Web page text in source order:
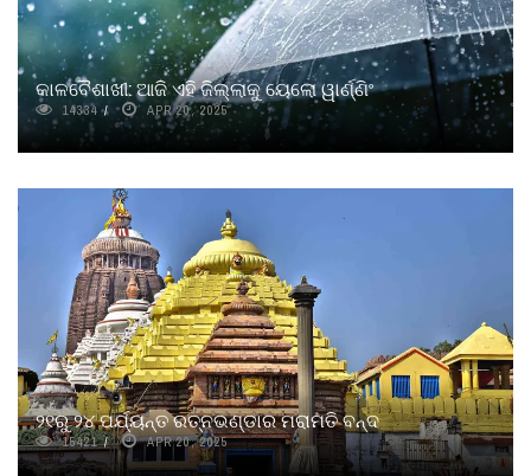
କାଳବୈଶାଖୀ: ଆଜି ଏହି ଜିଲ୍ଲାକୁ ୟେଲୋ ୱାର୍ଣ୍ଣିଂ
14334 APR 20, 2025
୨୧ରୁ ୨୪ ପର୍ଯ୍ୟନ୍ତ ରତ୍ନଭଣ୍ଡାର ମରାମତି ବନ୍ଦ
15421 APR 20, 2025